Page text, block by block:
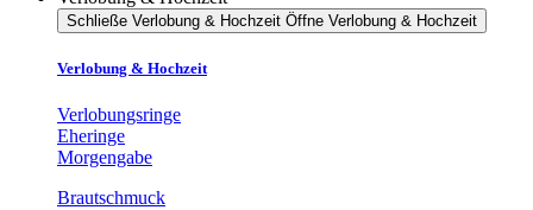
Schließe Verlobung & Hochzeit Öffne Verlobung & Hochzeit
Verlobung & Hochzeit
Verlobungsringe
Eheringe
Morgengabe
Brautschmuck